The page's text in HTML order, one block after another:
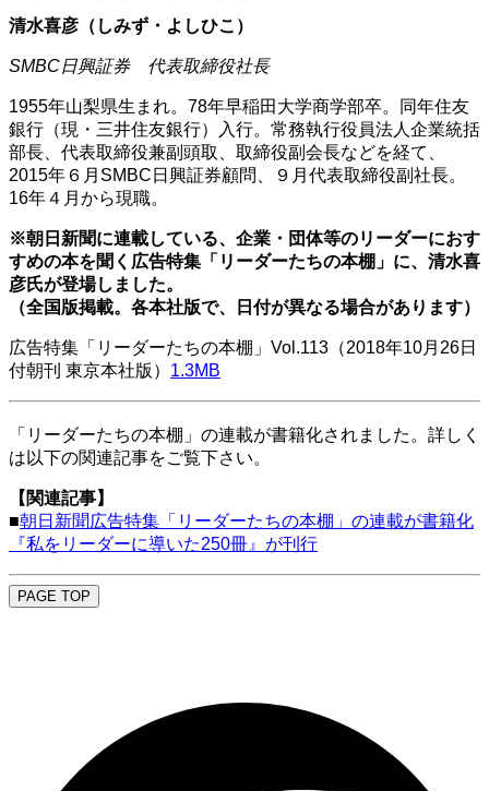
清水喜彦（しみず・よしひこ）
SMBC日興証券 代表取締役社長
1955年山梨県生まれ。78年早稲田大学商学部卒。同年住友
銀行（現・三井住友銀行）入行。常務執行役員法人企業統括
部長、代表取締役兼副頭取、取締役副会長などを経て、
2015年６月SMBC日興証券顧問、９月代表取締役副社長。
16年４月から現職。
※朝日新聞に連載している、企業・団体等のリーダーにおす
すめの本を聞く広告特集「リーダーたちの本棚」に、清水喜
彦氏が登場しました。
（全国版掲載。各本社版で、日付が異なる場合があります）
広告特集「リーダーたちの本棚」Vol.113（2018年10月26日
付朝刊 東京本社版） 1.3MB
「リーダーたちの本棚」の連載が書籍化されました。詳しく
は以下の関連記事をご覧下さい。
【関連記事】
■朝日新聞広告特集「リーダーたちの本棚」の連載が書籍化
『私をリーダーに導いた250冊』が刊行
PAGE TOP